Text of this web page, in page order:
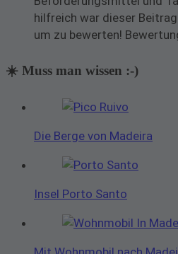
hilfreich war dieser
um zu bewerten!
☀️ Muss man wissen :-)
Die Berge von Madeira
Insel Porto Santo